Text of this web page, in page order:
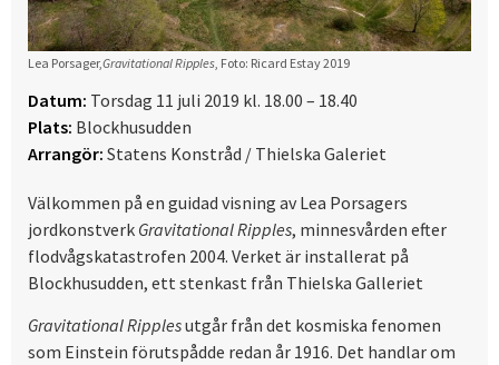
Lea Porsager,Gravitational Ripples, Foto: Ricard Estay 2019
Datum: Torsdag 11 juli 2019 kl. 18.00 – 18.40
Plats: Blockhusudden
Arrangör: Statens Konstråd / Thielska Galeriet
Välkommen på en guidad visning av Lea Porsagers
jordkonstverk Gravitational Ripples, minnesvården efter
flodvågskatastrofen 2004. Verket är installerat på
Blockhusudden, ett stenkast från Thielska Galleriet
Gravitational Ripplesutgår från det kosmiska fenomen
som Einstein förutspådde redan år 1916. Det handlar om